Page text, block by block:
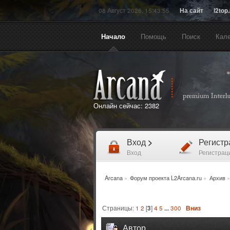
08 Август 2026, 15:43:55 На сайт
Начало Помощь Поиск
Онлайн сейчас: 2382
Вход >
Вход
Arcana» Форум проекта L2Arcana.ru » Архив»
Страницы: 1 2 [3]4 5 ...300 Вниз
Автор